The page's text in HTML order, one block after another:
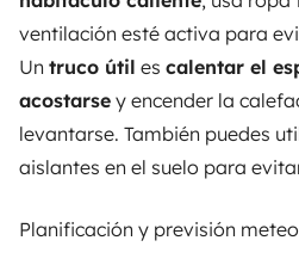
ventilación esté activa para
Un truco útil es calentar el
acostarse y encender la
levantarse. También puedes
aislantes en el suelo para
Planificación y previsión